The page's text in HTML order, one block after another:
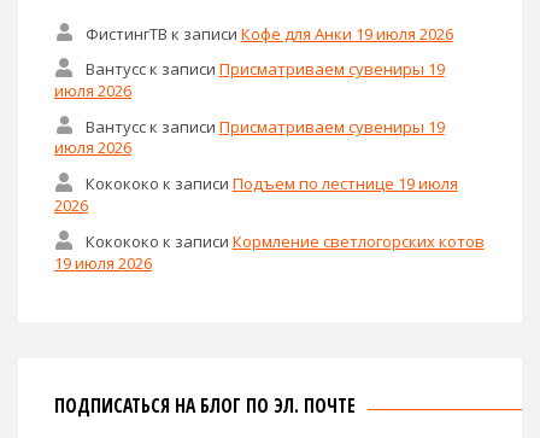
ФистингТВ к записи Кофе для Анки 19 июля 2026
Вантусск записи Присматриваем сувениры 19
июля 2026
Вантусск записи Присматриваем сувениры 19
июля 2026
Кокококо к записи Подъем по лестнице 19 июля
2026
Кокококо к записи Кормление светлогорских котов
19 июля 2026
ПОДПИСАТЬСЯ НА БЛОГ ПО ЭЛ. ПОЧТЕ